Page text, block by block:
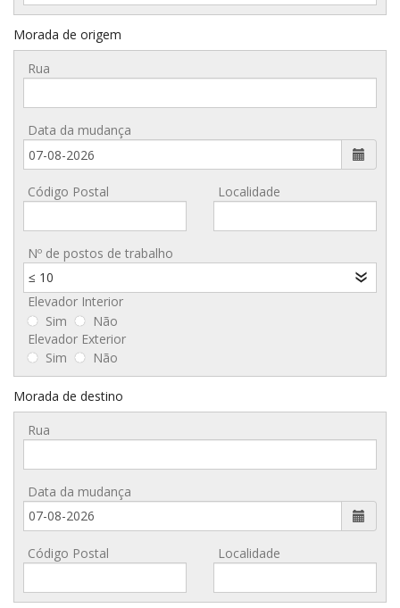
Morada de origem
Rua
Data da mudança
Código Postal Localidade
Nº de postos de trabalho
≤ 10
Elevador Interior
Sim
Não
Elevador Exterior
Sim
Não
Morada de destino
Rua
Data da mudança
Código Postal Localidade